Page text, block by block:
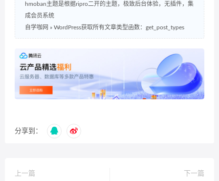
hmoban主题是根据ripro二开的主题，极致后台体验，无插件，集
成会员系统
自学咖网 » WordPress获取所有文章类型函数：get_post_types
分享到：
上一篇
下一篇